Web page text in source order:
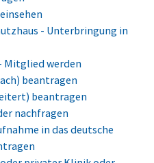
- Unterbringung in
Mitglied werden
beantragen
beantragen
nachfragen
in das deutsche